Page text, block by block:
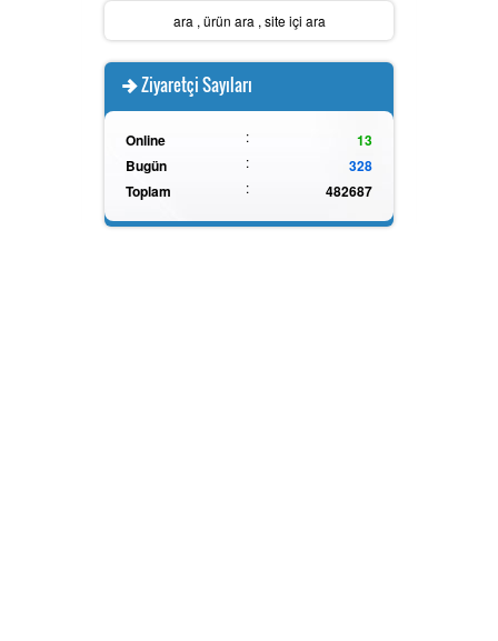
ara , ürün ara , site içi ara
Ziyaretçi Sayıları
Online :
13
Bugün
:
328
Toplam
: 482687